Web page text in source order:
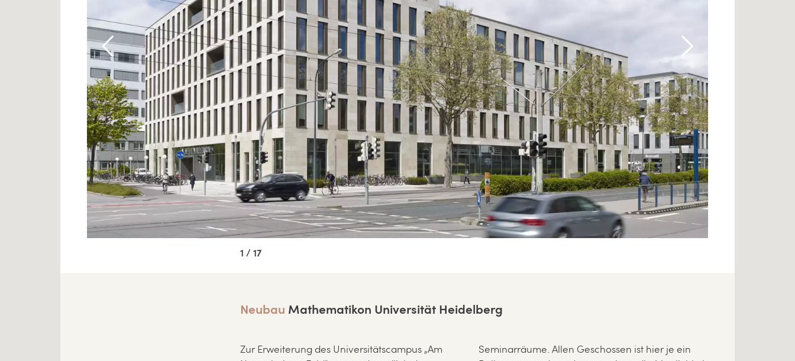
1 / 17
Neubau Mathematikon Universität Heidelberg
Zur Erweiterung des Universitätscampus „Am
Seminarräume. Allen Geschossen ist hier je ein